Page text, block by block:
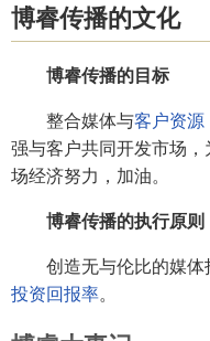
博睿传播的文化
博睿传播的目标
整合媒体与客户资源
强与客户共同开发市场
场经济努力，加油。
博睿传播的执行原则
创造无与伦比的媒体
投资回报率。